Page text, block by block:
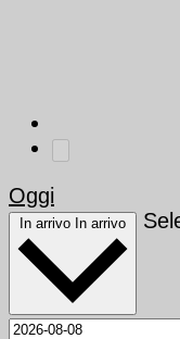
Oggi
In arrivo In arrivo